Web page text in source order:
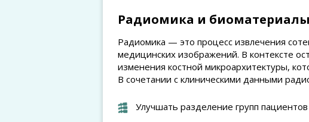
Радиомика и биоматериалы
Радиомика — это процесс извлечения
медицинских изображений. В контексте
изменения костной микроархитектуры,
В сочетании с клиническими данными
Улучшать разделение групп